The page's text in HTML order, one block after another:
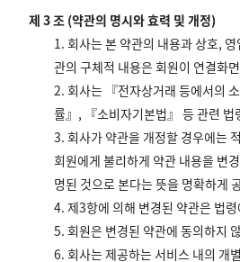
제 3 조 (약관의 명시와 효력 및 개정)
1. 회사는 본 약관의 내용과 상호,
관의 구체적 내용은 회원이 연결화
2. 회사는 『전자상거래 등에서의
률』, 『소비자기본법』 등 관련 법
3. 회사가 약관을 개정할 경우에는
회원에게 불리하게 약관 내용을 변
명된 것으로 본다는 뜻을 명확하게
4. 제3항에 의해 변경된 약관은 법
5. 회원은 변경된 약관에 동의하지
6. 회사는 제공하는 서비스 내의 개